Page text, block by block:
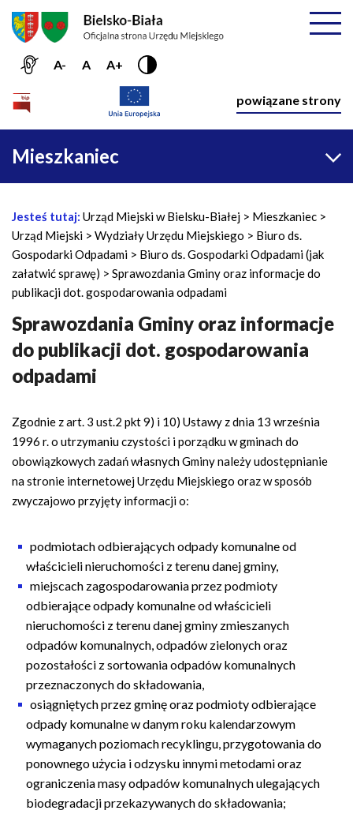
Przejdź do menu głównego
Przejdź do treści
Mapa serwisu
A- A A+
powiązane strony
Główna
nawigacja
Mieszkaniec
Ś
c
i
e
ż
k
n
a
i
g
a
c
y
a
Jesteś tutaj: Urząd Miejski w Bielsku-Białej
Mieszkaniec
Urząd Miejski
Wydziały Urzędu Miejskiego
Biuro ds.
Gospodarki Odpadami
Biuro ds. Gospodarki Odpadami (jak
załatwić sprawę)
Sprawozdania Gminy oraz informacje do
publikacji dot. gospodarowania odpadami
Sprawozdania Gminy oraz informacje
do publikacji dot. gospodarowania
odpadami
Zgodnie z art. 3 ust.2 pkt 9) i 10) Ustawy z dnia 13 września
1996 r. o utrzymaniu czystości i porządku w gminach do
obowiązkowych zadań własnych Gminy należy udostępnianie
na stronie internetowej Urzędu Miejskiego oraz w sposób
zwyczajowo przyjęty informacji o:
podmiotach odbierających odpady komunalne od
właścicieli nieruchomości z terenu danej gminy,
miejscach zagospodarowania przez podmioty
odbierające odpady komunalne od właścicieli
nieruchomości z terenu danej gminy zmieszanych
odpadów komunalnych, odpadów zielonych oraz
pozostałości z sortowania odpadów komunalnych
przeznaczonych do składowania,
osiągniętych przez gminę oraz podmioty odbierające
odpady komunalne w danym roku kalendarzowym
wymaganych poziomach recyklingu, przygotowania do
ponownego użycia i odzysku innymi metodami oraz
ograniczenia masy odpadów komunalnych ulegających
biodegradacji przekazywanych do składowania;